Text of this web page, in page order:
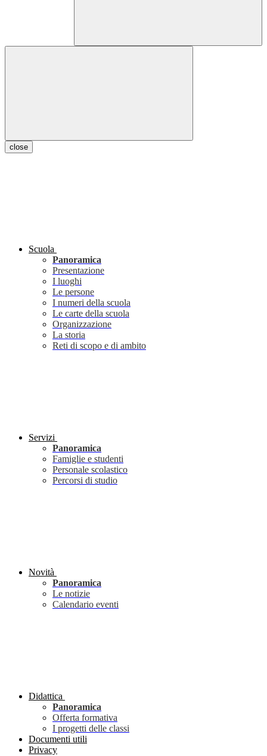
close
Scuola
Panoramica
Presentazione
I luoghi
Le persone
I numeri della scuola
Le carte della scuola
Organizzazione
La storia
Reti di scopo e di ambito
Servizi
Panoramica
Famiglie e studenti
Personale scolastico
Percorsi di studio
Novità
Panoramica
Le notizie
Calendario eventi
Didattica
Panoramica
Offerta formativa
I progetti delle classi
Documenti utili
Privacy